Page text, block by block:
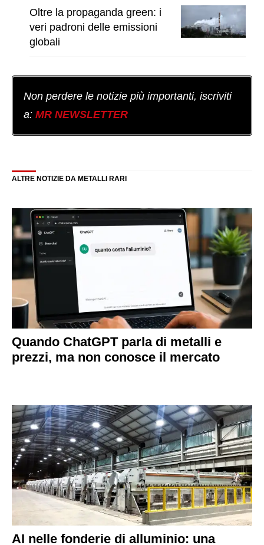
Oltre la propaganda green: i
veri padroni delle emissioni
globali
Non perdere le notizie più importanti, iscriviti
a: MR NEWSLETTER
ALTRE NOTIZIE DA METALLI RARI
Quando ChatGPT parla di metalli e
prezzi, ma non conosce il mercato
AI nelle fonderie di alluminio: una